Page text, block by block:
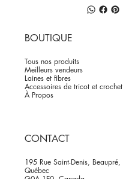
BOUTIQUE
Tous nos produits
Meilleurs vendeurs
Laines et fibres
Accessoires de tricot et crochet
À Propos
CONTACT
195 Rue Saint-Denis, Beaupré,
Québec